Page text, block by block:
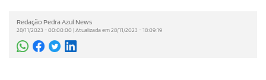
Redação Pedra Azul News
28/11/2023 - 00:00:00 | Atualizada em 28/11/2023 - 18:09:19